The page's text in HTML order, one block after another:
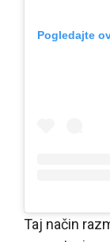
Pogledajte
Taj način